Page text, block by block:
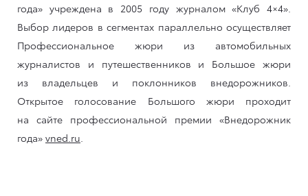
года» учреждена в 2005 году журналом «Клуб 4×4».
Выбор лидеров в сегментах параллельно осуществляет
Профессиональное жюри из автомобильных
журналистов и путешественников и Большое жюри
из владельцев и поклонников внедорожников.
Открытое голосование Большого жюри проходит
на сайте профессиональной премии «Внедорожник
года» vned.ru